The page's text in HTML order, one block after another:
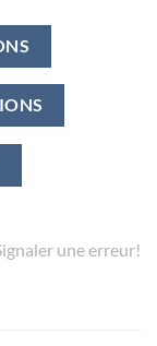
une erreur!